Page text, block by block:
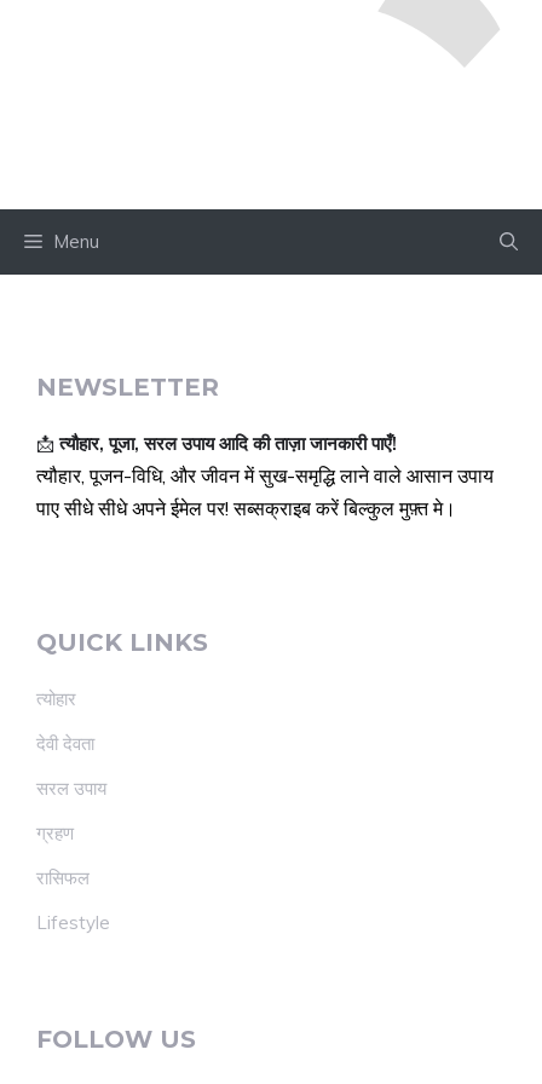
Menu
NEWSLETTER
📩त्यौहार, पूजा, सरल उपाय आदि की ताज़ा जानकारी पाएँ!
त्यौहार, पूजन-विधि, और जीवन में सुख-समृद्धि लाने वाले आसान उपाय
पाए सीधे सीधे अपने ईमेल पर! सब्सक्राइब करें बिल्कुल मुफ़्त मे।
QUICK LINKS
त्योहार
देवी देवता
सरल उपाय
ग्रहण
रासिफल
Lifestyle
FOLLOW US